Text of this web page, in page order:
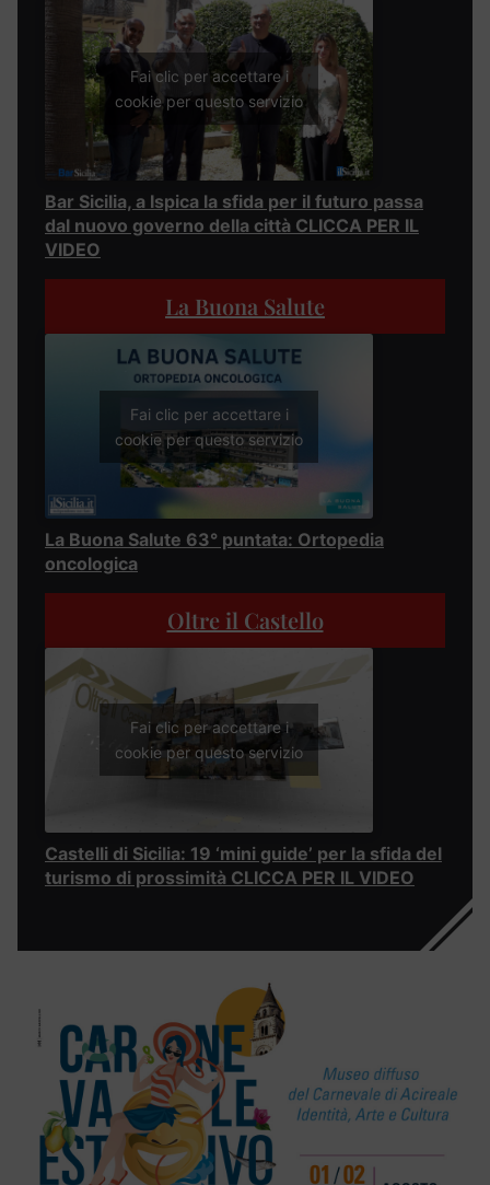
Fai clic per accettare i
cookie per questo servizio
Bar Sicilia, a Ispica la sfida per il futuro passa
dal nuovo governo della città CLICCA PER IL
VIDEO
La Buona Salute
Fai clic per accettare i
cookie per questo servizio
La Buona Salute 63° puntata: Ortopedia
oncologica
Oltre il Castello
Fai clic per accettare i
cookie per questo servizio
Castelli di Sicilia: 19 ‘mini guide’ per la sfida del
turismo di prossimità CLICCA PER IL VIDEO